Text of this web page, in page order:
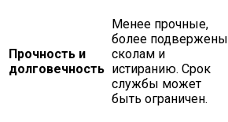
Прочность и
долговечность
Менее прочные,
более подвержены
сколам и
истиранию. Срок
службы может
быть ограничен.